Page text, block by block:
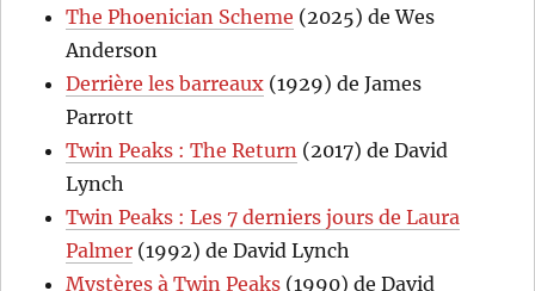
The Phoenician Scheme (2025) de Wes
Anderson
Derrière les barreaux (1929) de James
Parrott
Twin Peaks : The Return (2017) de David
Lynch
Twin Peaks : Les 7 derniers jours de Laura
Palmer (1992) de David Lynch
Mystères à Twin Peaks (1990) de David